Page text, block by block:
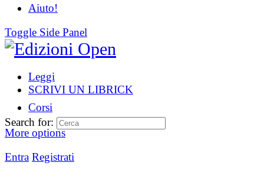
Aiuto!
Toggle Side Panel
Leggi
SCRIVI UN LIBRICK
Corsi
More options
Entra Registrati
Search for: